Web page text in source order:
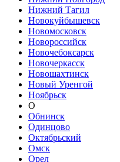
Нижний Тагил
Новокуйбышевск
Новомосковск
Новороссийск
Новочебоксарск
Новочеркасск
Новошахтинск
Новый Уренгой
Ноябрьск
О
Обнинск
Одинцово
Октябрьский
Омск
Орел